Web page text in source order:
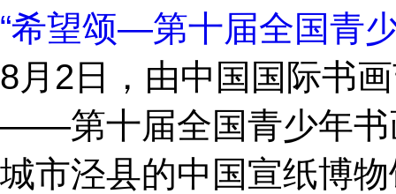
“希望颂—第十届全国青
8月2日，由中国国际书
——第十届全国青少年书
城市泾县的中国宣纸博